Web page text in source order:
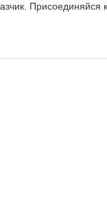
Присоединяйся